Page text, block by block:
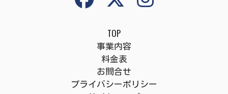
TOP
事業内容
料金表
お問合せ
プライバシーポリシー